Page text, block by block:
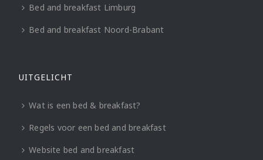
Bed and breakfast Limburg
Bed and breakfast Noord-Brabant
UITGELICHT
Wat is een bed & breakfast?
Regels voor een bed and breakfast
Website bed and breakfast